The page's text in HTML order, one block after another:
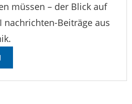
müssen – der Blick auf
nachrichten-Beiträge aus